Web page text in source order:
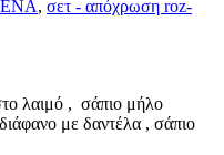
, σετ - απόχρωση roz-
λαιμό , σάπιο μήλο
με δαντέλα , σάπιο